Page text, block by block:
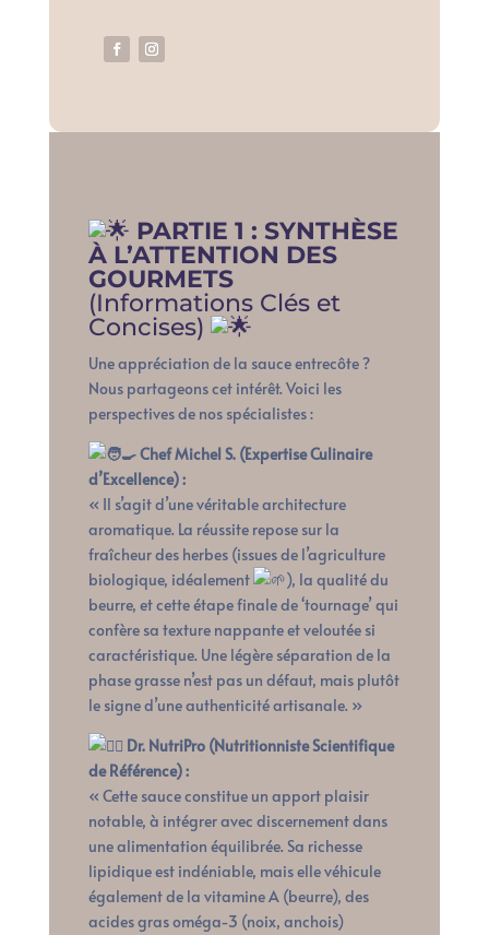
PARTIE 1 : SYNTHÈSE
À L’ATTENTION DES
GOURMETS
(Informations Clés et
Concises)
Une appréciation de la sauce entrecôte ?
Nous partageons cet intérêt. Voici les
perspectives de nos spécialistes :
Chef Michel S. (Expertise Culinaire
d’Excellence) :
« Il s’agit d’une véritable architecture
aromatique. La réussite repose sur la
fraîcheur des herbes (issues de l’agriculture
biologique, idéalement
), la qualité du
beurre, et cette étape finale de ‘tournage’ qui
confère sa texture nappante et veloutée si
caractéristique. Une légère séparation de la
phase grasse n’est pas un défaut, mais plutôt
le signe d’une authenticité artisanale. »
Dr. NutriPro (Nutritionniste Scientifique
de Référence) :
« Cette sauce constitue un apport plaisir
notable, à intégrer avec discernement dans
une alimentation équilibrée. Sa richesse
lipidique est indéniable, mais elle véhicule
également de la vitamine A (beurre), des
acides gras oméga-3 (noix, anchois)